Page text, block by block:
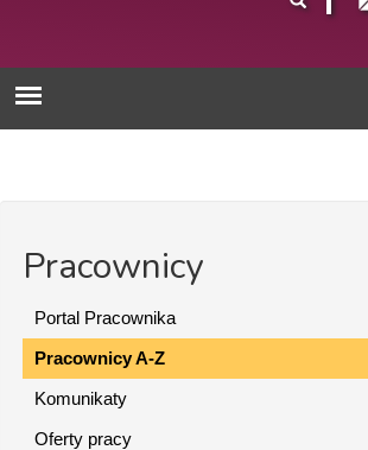
wyszukiwania
Pracownicy
Portal Pracownika
Pracownicy A-Z
Komunikaty
Oferty pracy